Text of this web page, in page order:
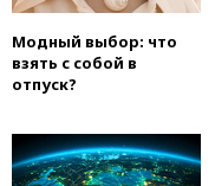
Модный выбор: что
взять с собой в
отпуск?